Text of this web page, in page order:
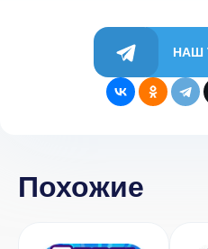
НАШ
Похожие